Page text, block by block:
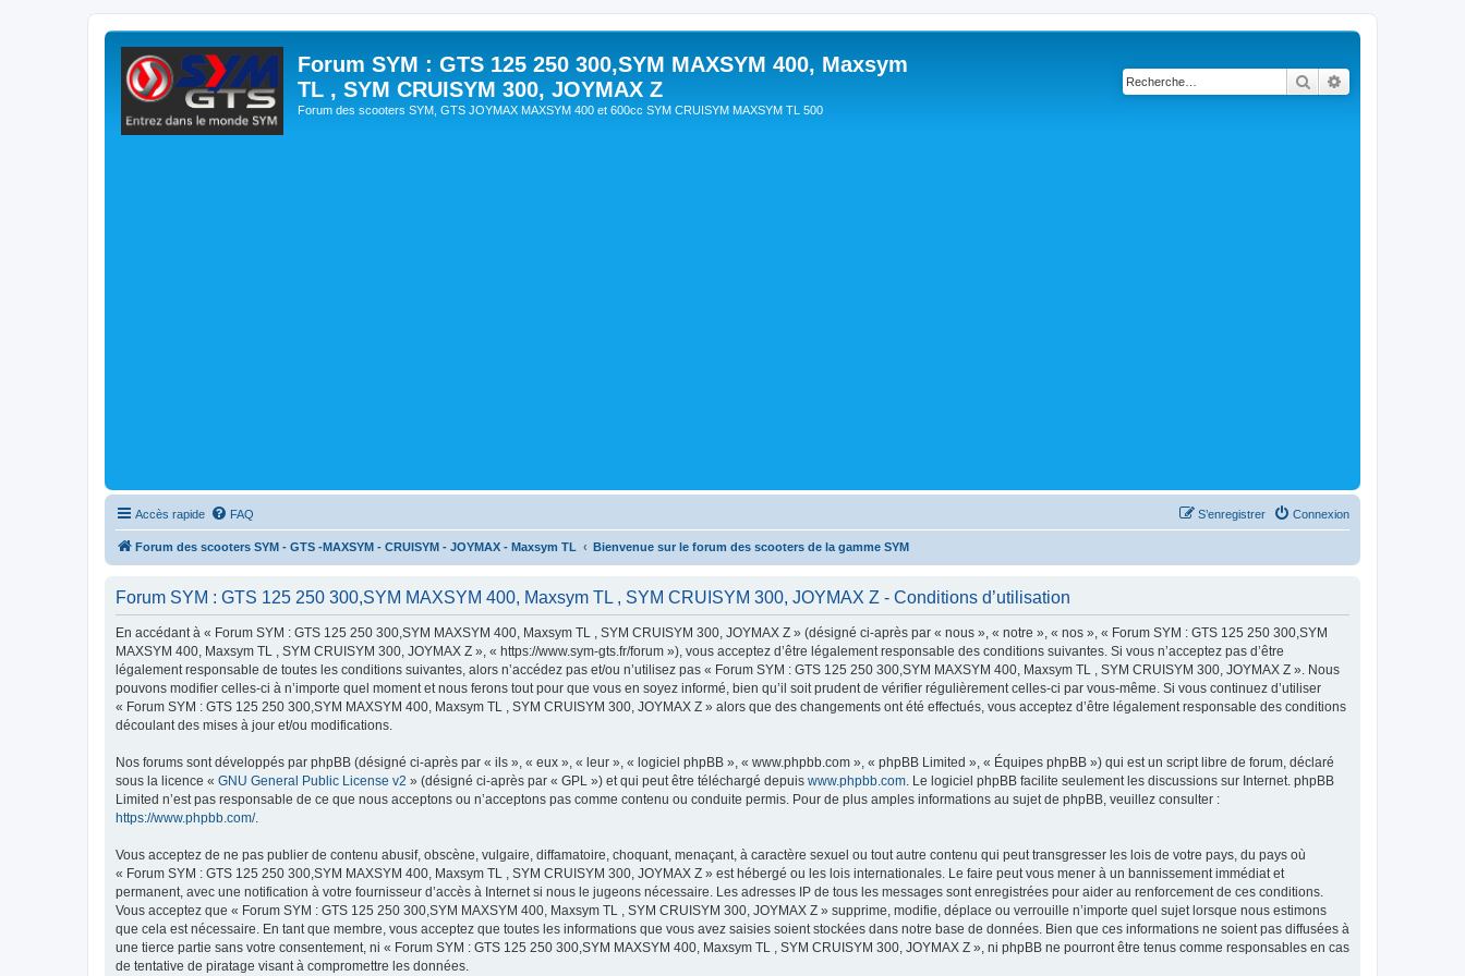
Forum SYM : GTS 125 250 300,SYM MAXSYM 400, Maxsym
TL , SYM CRUISYM 300, JOYMAX Z
Forum des scooters SYM, GTS JOYMAX MAXSYM 400 et 600cc SYM CRUISYM MAXSYM TL 500
Rechercher
Accès rapide FAQ Connexion
S’enregistrer
Forum des scooters SYM - GTS -MAXSYM - CRUISYM - JOYMAX - Maxsym TL Bienvenue sur le forum des scooters de la gamme SYM
Forum SYM : GTS 125 250 300,SYM MAXSYM 400, Maxsym TL , SYM CRUISYM 300, JOYMAX Z - Conditions d’utilisation
En accédant à « Forum SYM : GTS 125 250 300,SYM MAXSYM 400, Maxsym TL , SYM CRUISYM 300, JOYMAX Z » (désigné ci-après par « nous », « notre », « nos », « Forum SYM : GTS 125 250 300,SYM
MAXSYM 400, Maxsym TL , SYM CRUISYM 300, JOYMAX Z », « https://www.sym-gts.fr/forum »), vous acceptez d’être légalement responsable des conditions suivantes. Si vous n’acceptez pas d’être
légalement responsable de toutes les conditions suivantes, alors n’accédez pas et/ou n’utilisez pas « Forum SYM : GTS 125 250 300,SYM MAXSYM 400, Maxsym TL , SYM CRUISYM 300, JOYMAX Z ». Nous
pouvons modifier celles-ci à n’importe quel moment et nous ferons tout pour que vous en soyez informé, bien qu’il soit prudent de vérifier régulièrement celles-ci par vous-même. Si vous continuez d’utiliser
« Forum SYM : GTS 125 250 300,SYM MAXSYM 400, Maxsym TL , SYM CRUISYM 300, JOYMAX Z » alors que des changements ont été effectués, vous acceptez d’être légalement responsable des conditions
découlant des mises à jour et/ou modifications.
Nos forums sont développés par phpBB (désigné ci-après par « ils », « eux », « leur », « logiciel phpBB », « www.phpbb.com », « phpBB Limited », « Équipes phpBB ») qui est un script libre de forum, déclaré
sous la licence « GNU General Public License v2 » (désigné ci-après par « GPL ») et qui peut être téléchargé depuis www.phpbb.com. Le logiciel phpBB facilite seulement les discussions sur Internet. phpBB
Limited n’est pas responsable de ce que nous acceptons ou n’acceptons pas comme contenu ou conduite permis. Pour de plus amples informations au sujet de phpBB, veuillez consulter :
https://www.phpbb.com/.
Vous acceptez de ne pas publier de contenu abusif, obscène, vulgaire, diffamatoire, choquant, menaçant, à caractère sexuel ou tout autre contenu qui peut transgresser les lois de votre pays, du pays où
« Forum SYM : GTS 125 250 300,SYM MAXSYM 400, Maxsym TL , SYM CRUISYM 300, JOYMAX Z » est hébergé ou les lois internationales. Le faire peut vous mener à un bannissement immédiat et
permanent, avec une notification à votre fournisseur d’accès à Internet si nous le jugeons nécessaire. Les adresses IP de tous les messages sont enregistrées pour aider au renforcement de ces conditions.
Vous acceptez que « Forum SYM : GTS 125 250 300,SYM MAXSYM 400, Maxsym TL , SYM CRUISYM 300, JOYMAX Z » supprime, modifie, déplace ou verrouille n’importe quel sujet lorsque nous estimons
que cela est nécessaire. En tant que membre, vous acceptez que toutes les informations que vous avez saisies soient stockées dans notre base de données. Bien que ces informations ne soient pas diffusées à
une tierce partie sans votre consentement, ni « Forum SYM : GTS 125 250 300,SYM MAXSYM 400, Maxsym TL , SYM CRUISYM 300, JOYMAX Z », ni phpBB ne pourront être tenus comme responsables en cas
de tentative de piratage visant à compromettre les données.